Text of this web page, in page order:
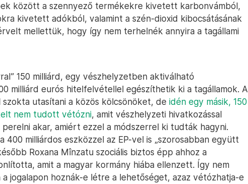
között a szennyező termékekre kivetett karbonvámból,
kivetett adókból, valamint a szén-dioxid kibocsátásának
mellettük, hogy így nem terhelnék annyira a tagállami
150 milliárd, egy vészhelyzetben aktiválható
milliárd eurós hitelfelvétellel egészíthetik ki a tagállamok. A
utasítani a közös kölcsönöket, de idén egy másik, 150
nem tudott vétózni, amit vészhelyzeti hivatkozással
akar, amiért ezzel a módszerrel ki tudták hagyni.
400 milliárdos eszközzel az EP-vel is „szorosabban együtt
Roxana Mînzatu szociális biztos épp ahhoz a
amit a magyar kormány hiába ellenzett. Így nem
jogalapon hoznák-e létre a lehetőséget, azaz vétózhatja-e